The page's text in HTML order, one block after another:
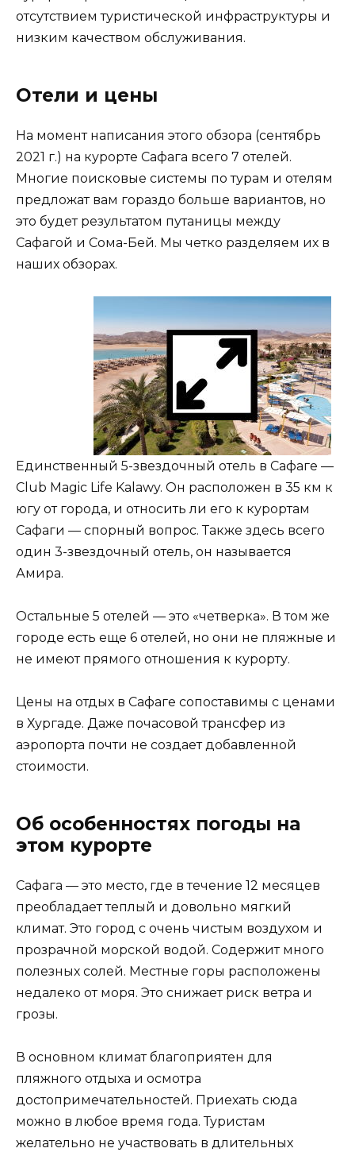
отсутствием туристической инфраструктуры и
низким качеством обслуживания.
Отели и цены
На момент написания этого обзора (сентябрь
2021 г.) на курорте Сафага всего 7 отелей.
Многие поисковые системы по турам и отелям
предложат вам гораздо больше вариантов, но
это будет результатом путаницы между
Сафагой и Сома-Бей. Мы четко разделяем их в
наших обзорах.
Единственный 5-звездочный отель в Сафаге —
Club Magic Life Kalawy. Он расположен в 35 км к
югу от города, и относить ли его к курортам
Сафаги — спорный вопрос. Также здесь всего
один 3-звездочный отель, он называется
Амира.
Остальные 5 отелей — это «четверка». В том же
городе есть еще 6 отелей, но они не пляжные и
не имеют прямого отношения к курорту.
Цены на отдых в Сафаге сопоставимы с ценами
в Хургаде. Даже почасовой трансфер из
аэропорта почти не создает добавленной
стоимости.
Об особенностях погоды на
этом курорте
Сафага — это место, где в течение 12 месяцев
преобладает теплый и довольно мягкий
климат. Это город с очень чистым воздухом и
прозрачной морской водой. Содержит много
полезных солей. Местные горы расположены
недалеко от моря. Это снижает риск ветра и
грозы.
В основном климат благоприятен для
пляжного отдыха и осмотра
достопримечательностей. Приехать сюда
можно в любое время года. Туристам
желательно не участвовать в длительных